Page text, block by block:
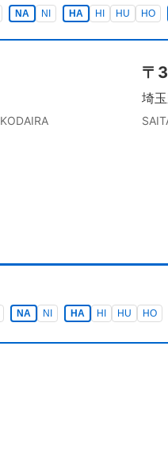
NA NI HA HI HU HO
KODAIRA
〒
埼
NA NI HA HI HU HO